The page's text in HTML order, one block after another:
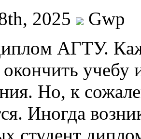
2025
Gwp
AГТУ.
учебу
Но, к
Иногда
студент